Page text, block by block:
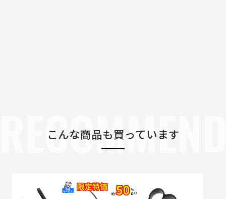
こんな商品も買っています